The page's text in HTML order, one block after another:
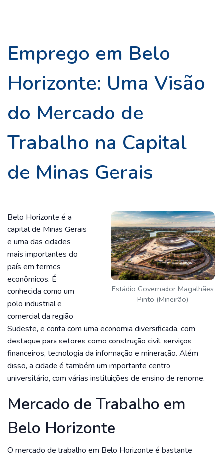
Emprego em Belo
Horizonte: Uma Visão
do Mercado de
Trabalho na Capital
de Minas Gerais
Estádio Governador Magalhães
Pinto (Mineirão)
Belo Horizonte é a
capital de Minas Gerais
e uma das cidades
mais importantes do
país em termos
econômicos. É
conhecida como um
polo industrial e
comercial da região
Sudeste, e conta com uma economia diversificada, com
destaque para setores como construção civil, serviços
financeiros, tecnologia da informação e mineração. Além
disso, a cidade é também um importante centro
universitário, com várias instituições de ensino de renome.
Mercado de Trabalho em
Belo Horizonte
O mercado de trabalho em Belo Horizonte é bastante